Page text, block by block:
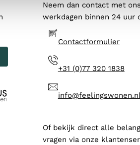
Neem dan contact met
werkdagen binnen 24 uur
Contactformulier
+31 (0)77 320 1838
Of bekijk direct alle
vragen via onze